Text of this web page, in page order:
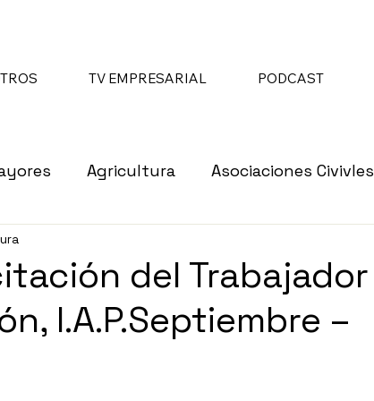
TV EMPRESARIAL PODCAST
Agricultura Asociaciones Civivles
de Beneficencia
Ciberseguridad Cultura
del Trabajador
I.A.P.Septiembre –